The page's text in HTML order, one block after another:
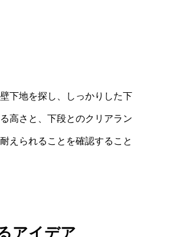
下地を探し、しっかりした下
高さと、下段とのクリアラン
えられることを確認すること
アイデア